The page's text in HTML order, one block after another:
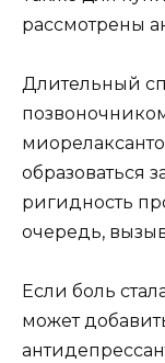
рассмотрены
Длительный
образоваться
ригидность
очередь,
Если боль
может